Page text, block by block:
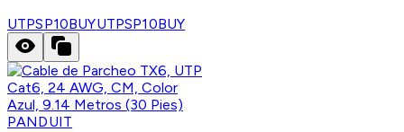
UTPSP10BUYUTPSP10BUY
PANDUIT